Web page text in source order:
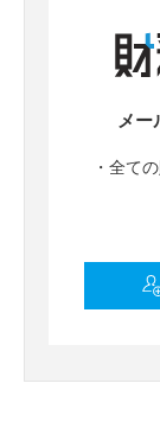
メー
・全て